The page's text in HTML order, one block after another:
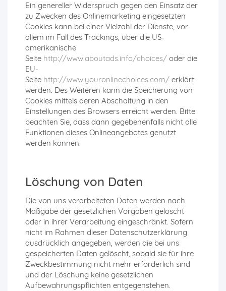
Ein genereller Widerspruch gegen den Einsatz der
zu Zwecken des Onlinemarketing eingesetzten
Cookies kann bei einer Vielzahl der Dienste, vor
allem im Fall des Trackings, über die US-
amerikanische
Seite http://www.aboutads.info/choices/ oder die
EU-
Seite http://www.youronlinechoices.com/ erklärt
werden. Des Weiteren kann die Speicherung von
Cookies mittels deren Abschaltung in den
Einstellungen des Browsers erreicht werden. Bitte
beachten Sie, dass dann gegebenenfalls nicht alle
Funktionen dieses Onlineangebotes genutzt
werden können.
Löschung von Daten
Die von uns verarbeiteten Daten werden nach
Maßgabe der gesetzlichen Vorgaben gelöscht
oder in ihrer Verarbeitung eingeschränkt. Sofern
nicht im Rahmen dieser Datenschutzerklärung
ausdrücklich angegeben, werden die bei uns
gespeicherten Daten gelöscht, sobald sie für ihre
Zweckbestimmung nicht mehr erforderlich sind
und der Löschung keine gesetzlichen
Aufbewahrungspflichten entgegenstehen.